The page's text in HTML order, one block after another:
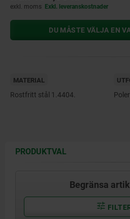
exkl. moms Exkl. leveranskostnader
DU MÅSTE VÄLJA EN
MATERIAL
Rostfritt stål 1.4404.
PRODUKTVAL
Begränsa